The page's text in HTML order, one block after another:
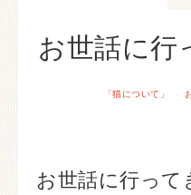
お世話に
「猫について」 ·
お世話に行っ